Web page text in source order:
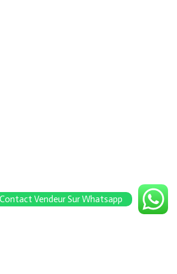
tailles
Contact Vendeur Sur Whatsapp